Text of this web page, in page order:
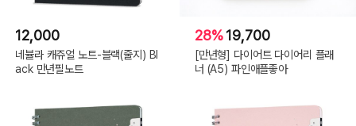
12,000
네뷸라 캐쥬얼 노트-블랙(줄지) Bl
ack 만년필노트
28%19,700
[만년형] 다이어트 다이어리 플래
너 (A5) 파인애플좋아